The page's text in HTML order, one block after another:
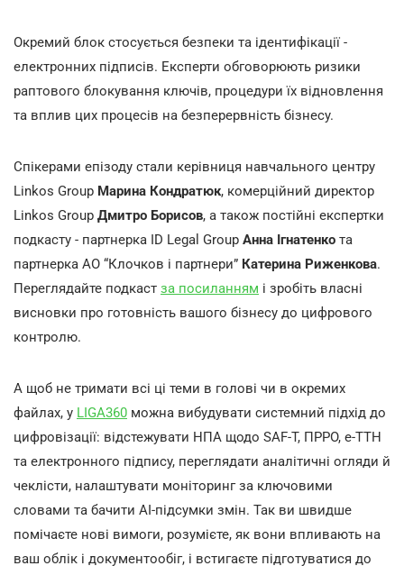
Окремий блок стосується безпеки та ідентифікації -
електронних підписів. Експерти обговорюють ризики
раптового блокування ключів, процедури їх відновлення
та вплив цих процесів на безперервність бізнесу.
Спікерами епізоду стали керівниця навчального центру
Linkos Group Марина Кондратюк, комерційний директор
Linkos Group Дмитро Борисов, а також постійні експертки
подкасту - партнерка ID Legal Group Анна Ігнатенко та
партнерка АО “Клочков і партнери” Катерина Риженкова.
Переглядайте подкаст за посиланням і зробіть власні
висновки про готовність вашого бізнесу до цифрового
контролю.
А щоб не тримати всі ці теми в голові чи в окремих
файлах, у LIGA360 можна вибудувати системний підхід до
цифровізації: відстежувати НПА щодо SAF-T, ПРРО, е-ТТН
та електронного підпису, переглядати аналітичні огляди й
чеклісти, налаштувати моніторинг за ключовими
словами та бачити AI-підсумки змін. Так ви швидше
помічаєте нові вимоги, розумієте, як вони впливають на
ваш облік і документообіг, і встигаєте підготуватися до